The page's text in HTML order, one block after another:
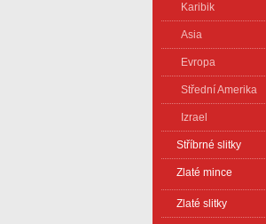
Karibik
Asia
Evropa
Střední Amerika
Izrael
Stříbrné slitky
Zlaté mince
Zlaté slitky